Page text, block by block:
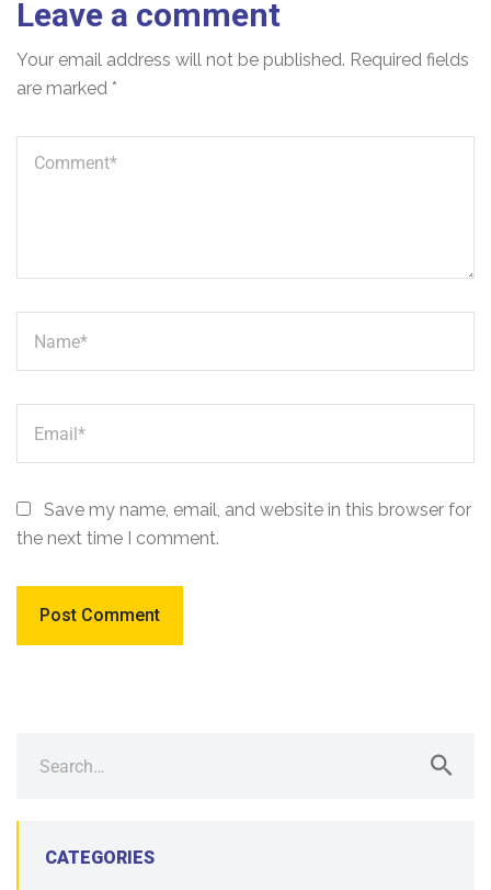
Leave a comment
Your email address will not be published. Required fields
are marked *
Save my name, email, and website in this browser for
the next time I comment.
for:
CATEGORIES